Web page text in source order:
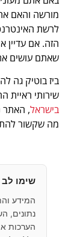
מורשה והאם
לרשת
הזה. אם עדיין
שאתם עושים
ביז בוטיק גה
שירותי ראיית
בישראל, האתר
מה שקשור
שימו לב
המידע
נתונים,
הערכות